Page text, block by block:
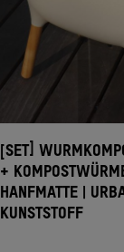
[SET]
+
HANFMATTE |
KUNSTSTOFF